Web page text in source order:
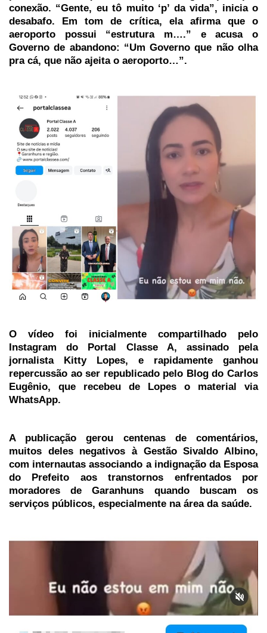
conexão. “Gente, eu tô muito ‘p’ da vida”, inicia o
desabafo. Em tom de crítica, ela afirma que o
aeroporto possui “estrutura m….” e acusa o
Governo de abandono: “Um Governo que não olha
pra cá, que não ajeita o aeroporto…”.
O vídeo foi inicialmente compartilhado pelo
Instagram do Portal Classe A, assinado pela
jornalista Kitty Lopes, e rapidamente ganhou
repercussão ao ser republicado pelo Blog do Carlos
Eugênio, que recebeu de Lopes o material via
WhatsApp.
A publicação gerou centenas de comentários,
muitos deles negativos à Gestão Sivaldo Albino,
com internautas associando a indignação da Esposa
do Prefeito aos transtornos enfrentados por
moradores de Garanhuns quando buscam os
serviços públicos, especialmente na área da saúde.